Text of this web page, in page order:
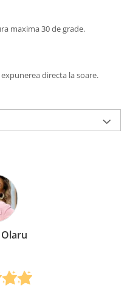
maxima 30 de grade.
directa la soare.